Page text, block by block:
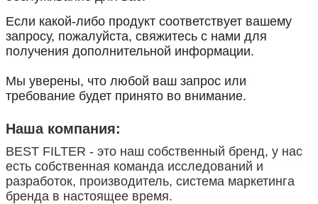
Если какой-либо продукт соответствует вашему
запросу, пожалуйста, свяжитесь с нами для
получения дополнительной информации.
Мы уверены, что любой ваш запрос или
требование будет принято во внимание.
Наша компания:
BEST FILTER - это наш собственный бренд, у нас
есть собственная команда исследований и
разработок, производитель, система маркетинга
бренда в настоящее время.